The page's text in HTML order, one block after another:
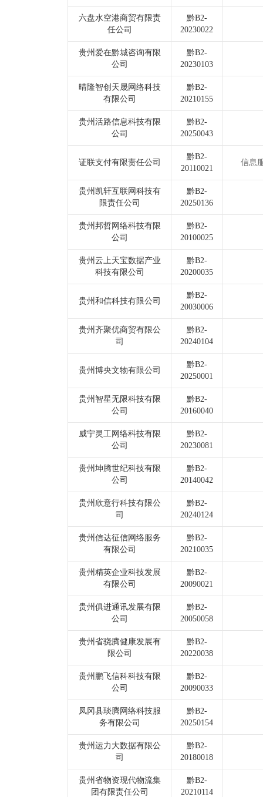
六盘水空港商贸有限责
任公司
黔B2-
20230022
贵州爱在黔城咨询有限
公司
黔B2-
20230103
晴隆智创天晟网络科技
有限公司
黔B2-
20210155
贵州活路信息科技有限
公司
黔B2-
20250043
证联支付有限责任公司
黔B2-
20110021
信息
贵州凯轩互联网科技有
限责任公司
黔B2-
20250136
贵州邦哲网络科技有限
公司
黔B2-
20100025
贵州云上天宝数据产业
科技有限公司
黔B2-
20200035
贵州和信科技有限公司
黔B2-
20030006
贵州齐聚优商贸有限公
司
黔B2-
20240104
贵州博央文物有限公司
黔B2-
20250001
贵州智星无限科技有限
公司
黔B2-
20160040
威宁灵工网络科技有限
公司
黔B2-
20230081
贵州坤腾世纪科技有限
公司
黔B2-
20140042
贵州欣意行科技有限公
司
黔B2-
20240124
贵州信达征信网络服务
有限公司
黔B2-
20210035
贵州精英企业科技发展
有限公司
黔B2-
20090021
贵州俱进通讯发展有限
公司
黔B2-
20050058
贵州省骁腾健康发展有
限公司
黔B2-
20220038
贵州鹏飞信科科技有限
公司
黔B2-
20090033
凤冈县琰腾网络科技服
务有限公司
黔B2-
20250154
贵州运力大数据有限公
司
黔B2-
20180018
贵州省物资现代物流集
团有限责任公司
黔B2-
20210114